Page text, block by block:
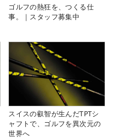
ゴルフの熱狂を、つくる仕
事。｜スタッフ募集中
スイスの叡智が生んだTPTシ
ャフトで、ゴルフを異次元の
世界へ